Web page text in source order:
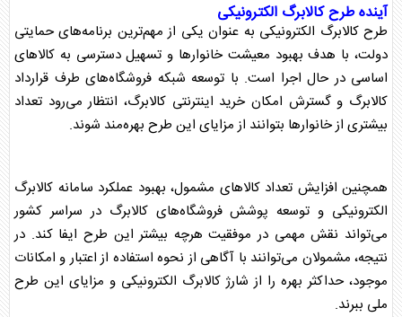
آینده طرحکالابرگ الکترونیکی
طرحکالابرگ الکترونیکی به عنوان یکی از مهم‌ترین برنامه‌های حمایتی
دولت، با هدف بهبود معیشت خانوارها و تسهیل دسترسی به کالاهای
اساسی در حال اجرا است. با توسعه شبکه فروشگاه‌های طرف قرارداد
کالابرگ و گسترش امکان خرید اینترنتی کالابرگ، انتظار می‌رود تعداد
بیشتری از خانوارها بتوانند از مزایای این طرح بهره‌مند شوند.
همچنین افزایش تعداد کالاهای مشمول، بهبود عملکرد سامانه کالابرگ
الکترونیکی و توسعه پوشش فروشگاه‌هایکالابرگ در سراسر کشور
می‌تواند نقش مهمی در موفقیت هرچه بیشتر این طرح ایفا کند. در
نتیجه، مشمولان می‌توانند با آگاهی از نحوه استفاده از اعتبار و امکانات
موجود، حداکثر بهره را از شارژکالابرگ الکترونیکی و مزایای این طرح
ملی ببرند.